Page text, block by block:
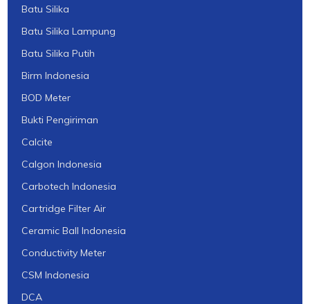
Batu Silika
Batu Silika Lampung
Batu Silika Putih
Birm Indonesia
BOD Meter
Bukti Pengiriman
Calcite
Calgon Indonesia
Carbotech Indonesia
Cartridge Filter Air
Ceramic Ball Indonesia
Conductivity Meter
CSM Indonesia
DCA